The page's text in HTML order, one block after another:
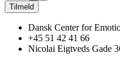
Tilmeld
Dansk Center for
+45 51 42 41 66
Nicolai Eigtveds Gade